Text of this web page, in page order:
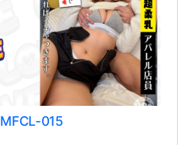
MFCL-015